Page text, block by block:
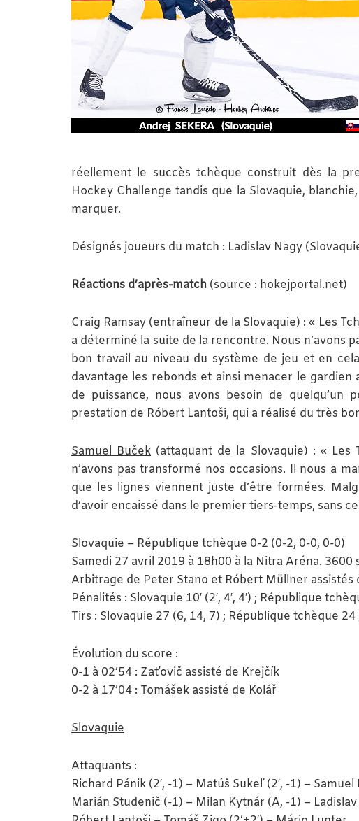
réellement le succès tchèque construit dès la
Hockey Challenge tandis que la Slovaquie,
marquer.
Désignés joueurs du match : Ladislav Nagy
Réactions d’après-match (source : hokejportal.net)
Craig Ramsay(entraîneur de la Slovaquie) : « Les
a déterminé la suite de la rencontre. Nous n’avons
bon travail au niveau du système de jeu et en
davantage les rebonds et ainsi menacer le
de puissance, nous avons besoin de
prestation de Róbert Lantoši, qui a réalisé du très
Samuel Buček (attaquant de la Slovaquie) : « Les
n’avons pas transformé nos occasions. Il nous a
que les lignes viennent juste d’être formées.
d’avoir encaissé dans le premier tiers-temps, sans
Slovaquie – République tchèque 0-2 (0-2, 0-0, 0-0)
Samedi 27 avril 2019 à 18h00 à la Nitra Aréna. 3600
Arbitrage de Peter Stano et Róbert Müllner assistés
Pénalités : Slovaquie 10′ (2′, 4′, 4′) ; République
Tirs : Slovaquie 27 (6, 14, 7) ; République tchèque 24
Évolution du score :
0-1 à 02’54 : Zaťovič assisté de Krejčík
0-2 à 17’04 : Tomášek assisté de Kolář
Slovaquie
Attaquants :
Richard Pánik (2′, -1) – Matúš Sukeľ (2′, -1) –
Marián Studenič (-1) – Milan Kytnár (A, -1) –